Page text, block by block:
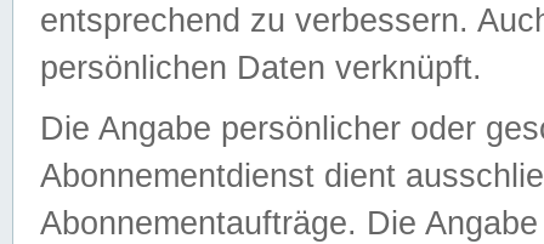
entsprechend zu verbessern.
persönlichen Daten verknüpft.
Die Angabe persönlicher oder
Abonnementdienst dient
Abonnementaufträge. Die